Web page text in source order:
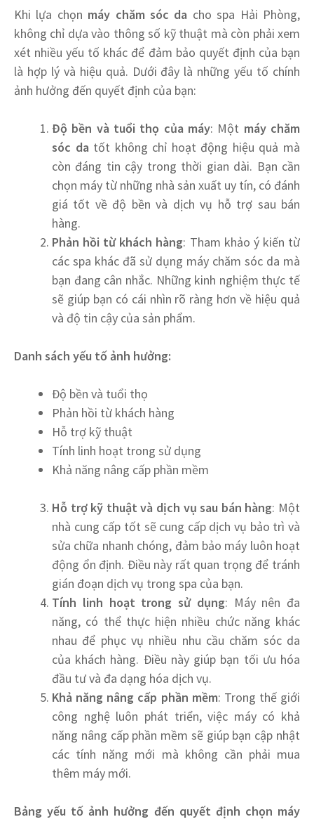
Khi lựa chọn máy chăm sóc da cho spa Hải Phòng,
không chỉ dựa vào thông số kỹ thuật mà còn phải xem
xét nhiều yếu tố khác để đảm bảo quyết định của bạn
là hợp lý và hiệu quả. Dưới đây là những yếu tố chính
ảnh hưởng đến quyết định của bạn:
Độ bền và tuổi thọ của máy: Một máy chăm
sóc da tốt không chỉ hoạt động hiệu quả mà
còn đáng tin cậy trong thời gian dài. Bạn cần
chọn máy từ những nhà sản xuất uy tín, có đánh
giá tốt về độ bền và dịch vụ hỗ trợ sau bán
hàng.
Phản hồi từ khách hàng: Tham khảo ý kiến từ
các spa khác đã sử dụng máy chăm sóc da mà
bạn đang cân nhắc. Những kinh nghiệm thực tế
sẽ giúp bạn có cái nhìn rõ ràng hơn về hiệu quả
và độ tin cậy của sản phẩm.
Danh sách yếu tố ảnh hưởng:
Độ bền và tuổi thọ
Phản hồi từ khách hàng
Hỗ trợ kỹ thuật
Tính linh hoạt trong sử dụng
Khả năng nâng cấp phần mềm
Hỗ trợ kỹ thuật và dịch vụ sau bán hàng: Một
nhà cung cấp tốt sẽ cung cấp dịch vụ bảo trì và
sửa chữa nhanh chóng, đảm bảo máy luôn hoạt
động ổn định. Điều này rất quan trọng để tránh
gián đoạn dịch vụ trong spa của bạn.
Tính linh hoạt trong sử dụng: Máy nên đa
năng, có thể thực hiện nhiều chức năng khác
nhau để phục vụ nhiều nhu cầu chăm sóc da
của khách hàng. Điều này giúp bạn tối ưu hóa
đầu tư và đa dạng hóa dịch vụ.
Khả năng nâng cấp phần mềm: Trong thế giới
công nghệ luôn phát triển, việc máy có khả
năng nâng cấp phần mềm sẽ giúp bạn cập nhật
các tính năng mới mà không cần phải mua
thêm máy mới.
Bảng yếu tố ảnh hưởng đến quyết định chọn máy